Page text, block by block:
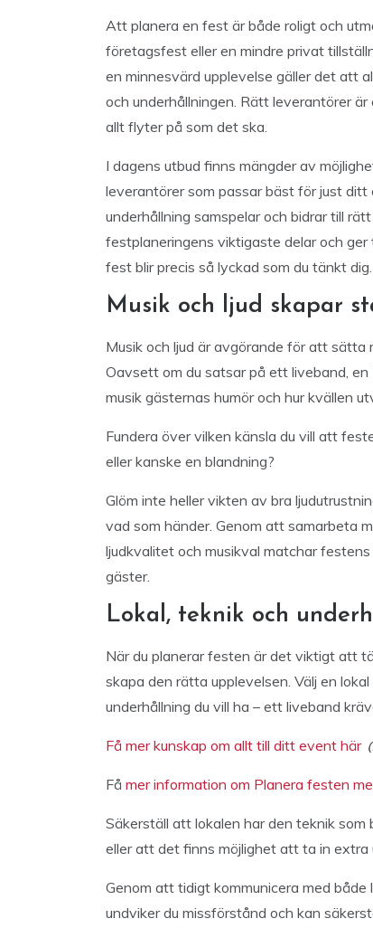
Att planera en fest är både roligt och
företagsfest eller en mindre privat
en minnesvärd upplevelse gäller det att
och underhållningen. Rätt leverantörer
allt flyter på som det ska.
I dagens utbud finns mängder av
leverantörer som passar bäst för just ditt
underhållning samspelar och bidrar till
festplaneringens viktigaste delar och
fest blir precis så lyckad som du tänkt dig.
Musik och ljud skapar
Musik och ljud är avgörande för att
Oavsett om du satsar på ett liveband,
musik gästernas humör och hur kvällen
Fundera över vilken känsla du vill att
eller kanske en blandning?
Glöm inte heller vikten av bra
vad som händer. Genom att samarbeta
ljudkvalitet och musikval matchar
gäster.
Lokal, teknik och
När du planerar festen är det viktigt att
skapa den rätta upplevelsen. Välj en
underhållning du vill ha – ett liveband
Få mer kunskap om allt till ditt event här
Få mer information om Planera festen
Säkerställ att lokalen har den teknik som
eller att det finns möjlighet att ta in extra
Genom att tidigt kommunicera med
undviker du missförstånd och kan